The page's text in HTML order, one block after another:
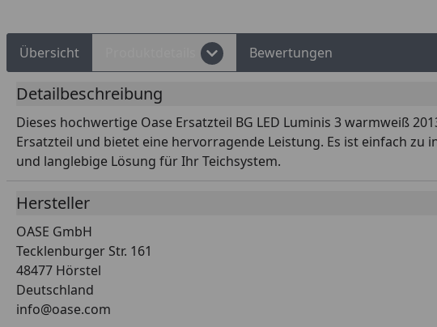
Übersicht Bewertungen
Detailbeschreibung
Dieses hochwertige Oase Ersatzteil BG LED Luminis 3 warmweiß
Ersatzteil und bietet eine hervorragende Leistung. Es ist einfach
und langlebige Lösung für Ihr Teichsystem.
Hersteller
OASE GmbH
Tecklenburger Str. 161
48477 Hörstel
Deutschland
info@oase.com